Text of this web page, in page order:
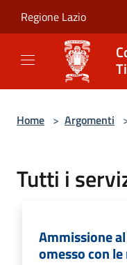
Regione Lazio
Home > Argomenti
Tutti i
Ammissione
omesso con